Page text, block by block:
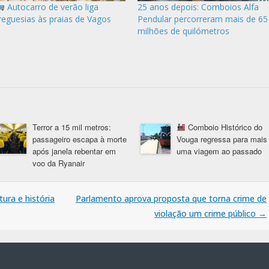
Autocarro de verão liga
às praias de Vagos
25 anos depois: Comboios Alfa
Pendular percorreram mais de 65
milhões de quilómetros
Terror a 15 mil metros:
passageiro escapa à morte
após janela rebentar em
voo da Ryanair
Comboio Histórico do
Vouga regressa para mais
uma viagem ao passado
e história
Parlamento aprova proposta que torna crime de
violação um crime público →